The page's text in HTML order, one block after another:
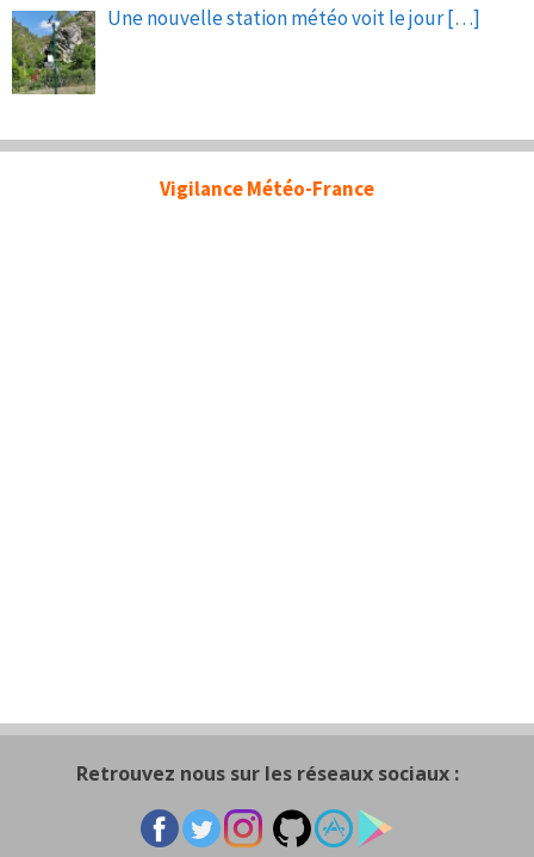
Une nouvelle station météo voit le jour[…]
Vigilance Météo-France
Retrouvez nous sur les réseaux sociaux :